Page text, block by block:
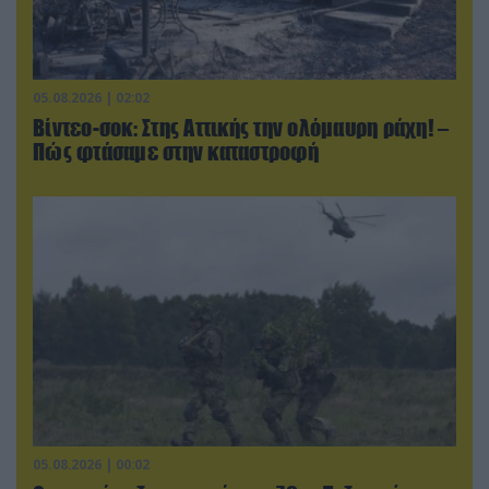
05.08.2026 | 02:02
Βίντεο-σοκ: Στης Αττικής την ολόμαυρη ράχη! –
Πώς φτάσαμε στην καταστροφή
05.08.2026 | 00:02